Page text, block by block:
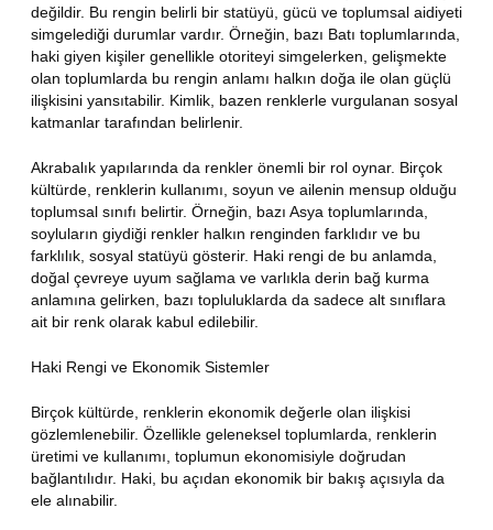
değildir. Bu rengin belirli bir statüyü, gücü ve toplumsal aidiyeti
simgelediği durumlar vardır. Örneğin, bazı Batı toplumlarında,
haki giyen kişiler genellikle otoriteyi simgelerken, gelişmekte
olan toplumlarda bu rengin anlamı halkın doğa ile olan güçlü
ilişkisini yansıtabilir. Kimlik, bazen renklerle vurgulanan sosyal
katmanlar tarafından belirlenir.
Akrabalık yapılarında da renkler önemli bir rol oynar. Birçok
kültürde, renklerin kullanımı, soyun ve ailenin mensup olduğu
toplumsal sınıfı belirtir. Örneğin, bazı Asya toplumlarında,
soyluların giydiği renkler halkın renginden farklıdır ve bu
farklılık, sosyal statüyü gösterir. Haki rengi de bu anlamda,
doğal çevreye uyum sağlama ve varlıkla derin bağ kurma
anlamına gelirken, bazı topluluklarda da sadece alt sınıflara
ait bir renk olarak kabul edilebilir.
Haki Rengi ve Ekonomik Sistemler
Birçok kültürde, renklerin ekonomik değerle olan ilişkisi
gözlemlenebilir. Özellikle geleneksel toplumlarda, renklerin
üretimi ve kullanımı, toplumun ekonomisiyle doğrudan
bağlantılıdır. Haki, bu açıdan ekonomik bir bakış açısıyla da
ele alınabilir.